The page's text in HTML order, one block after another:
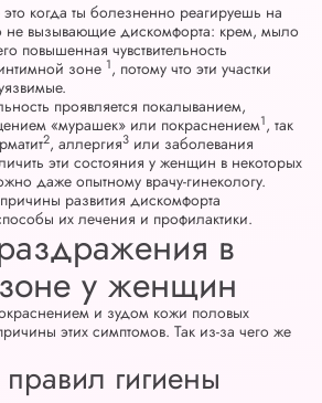
когда ты болезненно реагируешь на
не вызывающие дискомфорта: крем, мыло
повышенная чувствительность
зоне 1, потому что эти участки
проявляется покалыванием,
«мурашек» или покраснением1, так
2, аллергия3 или заболевания
эти состояния у женщин в некоторых
даже опытному врачу-гинекологу.
развития дискомфорта
их лечения и профилактики.
в
у женщин
и зудом кожи половых
этих симптомов. Так из-за чего же
гигиены